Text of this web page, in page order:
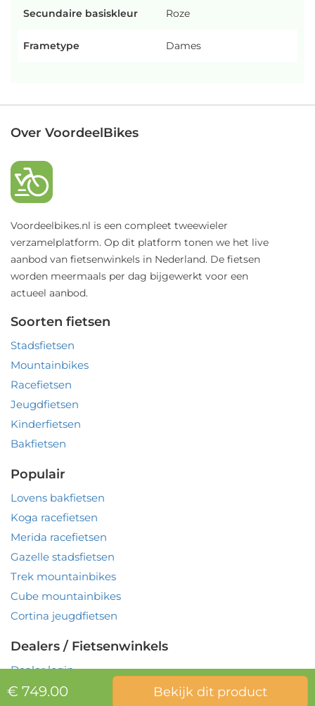
Secundaire basiskleur Roze
Frametype Dames
€ 749.00 Bekijk dit product
Over VoordeelBikes
Voordeelbikes.nl is een compleet tweewieler
verzamelplatform. Op dit platform tonen we het live
aanbod van fietsenwinkels in Nederland. De fietsen
worden meermaals per dag bijgewerkt voor een
actueel aanbod.
Soorten fietsen
Stadsfietsen
Mountainbikes
Racefietsen
Jeugdfietsen
Kinderfietsen
Bakfietsen
Populair
Lovens bakfietsen
Koga racefietsen
Merida racefietsen
Gazelle stadsfietsen
Trek mountainbikes
Cube mountainbikes
Cortina jeugdfietsen
Dealers / Fietsenwinkels
Dealer login
© 2026